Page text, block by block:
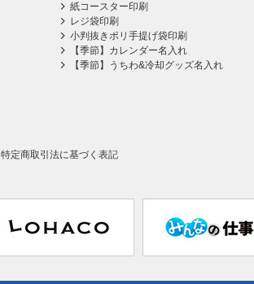
紙コースター印刷
レジ袋印刷
小判抜きポリ手提げ袋印刷
【季節】カレンダー名入れ
【季節】うちわ&冷却グッズ名入れ
特定商取引法に基づく表記